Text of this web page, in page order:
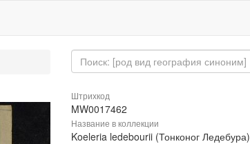
Штрихкод
MW0017462
Название в коллекции
Koeleria ledebourii (Тонконог Ледебура)